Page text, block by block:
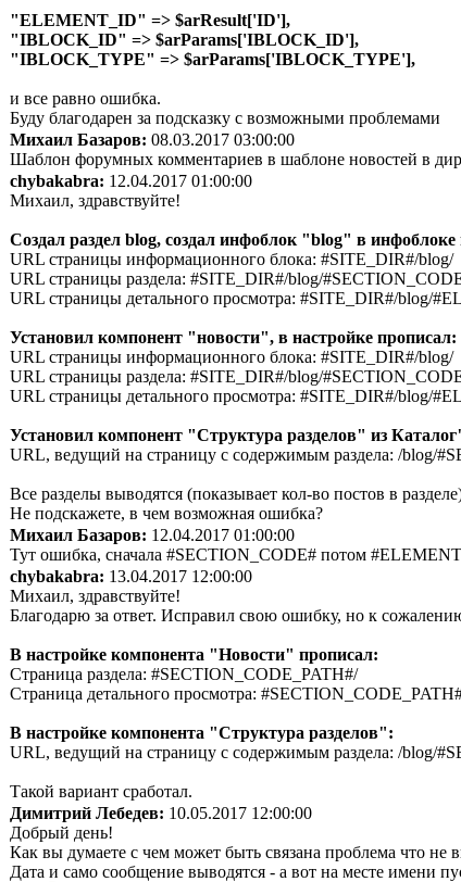
"ELEMENT_ID" => $arResult['ID'],
"IBLOCK_ID" => $arParams['IBLOCK_ID'],
"IBLOCK_TYPE" => $arParams['IBLOCK_TYPE'],
и все равно ошибка.
Буду благодарен за подсказку с возможными проблемами
Михаил Базаров: 08.03.2017 03:00:00
Шаблон форумных комментариев в шаблоне новостей в
chybakabra: 12.04.2017 01:00:00
Михаил, здравствуйте!
Создал раздел blog, создал инфоблок "blog" в инфоблоке
URL страницы информационного блока: #SITE_DIR#/blog/
URL страницы раздела: #SITE_DIR#/blog/
URL страницы детального просмотра: #SITE_DIR#/blog/
Установил компонент "новости", в настройке прописал:
URL страницы информационного блока: #SITE_DIR#/blog/
URL страницы раздела: #SITE_DIR#/blog/
URL страницы детального просмотра: #SITE_DIR#/blog/
Установил компонент "Структура разделов" из
URL, ведущий на страницу с содержимым раздела: /blog/
Все разделы выводятся (показывает кол-во постов в
Не подскажете, в чем возможная ошибка?
Михаил Базаров: 12.04.2017 01:00:00
Тут ошибка, сначала #SECTION_CODE# потом
chybakabra: 13.04.2017 12:00:00
Михаил, здравствуйте!
Благодарю за ответ. Исправил свою ошибку, но к
В настройке компонента "Новости" прописал:
Страница раздела: #SECTION_CODE_PATH#/
Страница детального просмотра:
В настройке компонента "Структура разделов":
URL, ведущий на страницу с содержимым раздела: /blog/
Такой вариант сработал.
Димитрий Лебедев: 10.05.2017 12:00:00
Добрый день!
Как вы думаете с чем может быть связана проблема что не
Дата и само сообщение выводятся - а вот на месте имени